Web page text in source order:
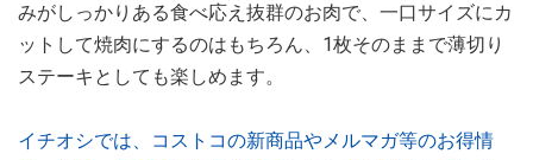
みがしっかりある食べ応え抜群のお肉で、一口サイズにカ
ットして焼肉にするのはもちろん、1枚そのままで薄切り
ステーキとしても楽しめます。
イチオシでは、コストコの新商品やメルマガ等のお得情